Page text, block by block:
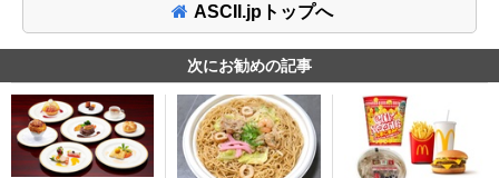
ASCII.jpトップへ
次にお勧めの記事